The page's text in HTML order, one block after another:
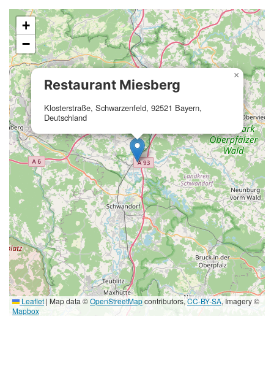
Restaurant Miesberg
Klosterstraße, Schwarzenfeld, 92521 Bayern,
Deutschland
×
+
−
Leaflet | Map data ©OpenStreetMapcontributors,CC-BY-SA, Imagery ©
Mapbox